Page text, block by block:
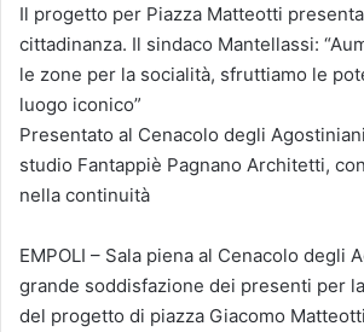
Il progetto per Piazza Matteotti
cittadinanza. Il sindaco Mantellassi:
le zone per la socialità, sfruttiamo le
luogo iconico”
Presentato al Cenacolo degli
studio Fantappiè Pagnano Architetti,
nella continuità
EMPOLI – Sala piena al Cenacolo degli
grande soddisfazione dei presenti per
del progetto di piazza Giacomo